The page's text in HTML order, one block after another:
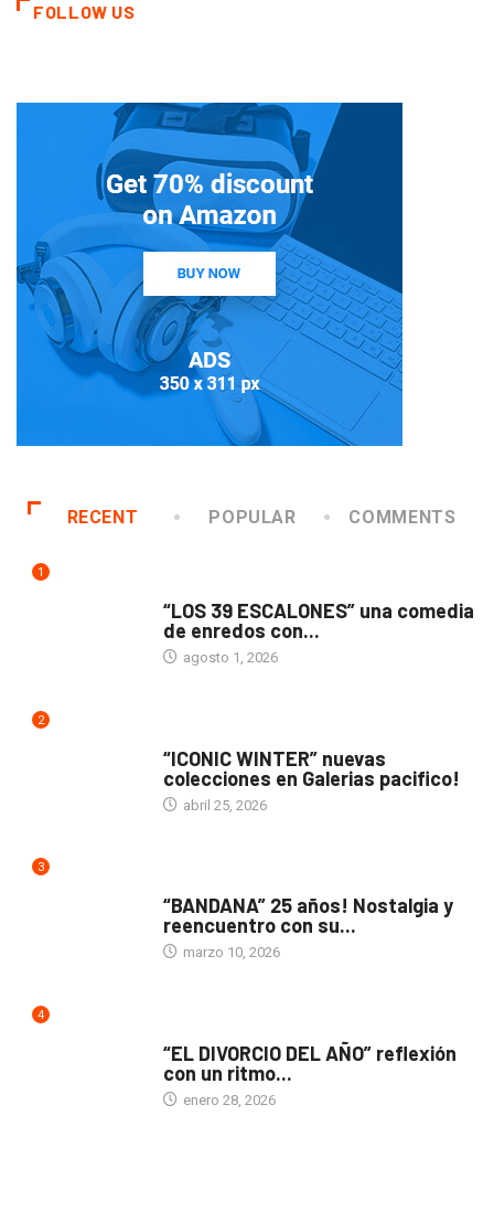
FOLLOW US
RECENT POPULAR COMMENTS
1
“LOS 39 ESCALONES” una comedia
de enredos con...
agosto 1, 2026
2
“ICONIC WINTER” nuevas
colecciones en Galerias pacifico!
abril 25, 2026
3
“BANDANA” 25 años! Nostalgia y
reencuentro con su...
marzo 10, 2026
4
“EL DIVORCIO DEL AÑO” reflexión
con un ritmo...
enero 28, 2026